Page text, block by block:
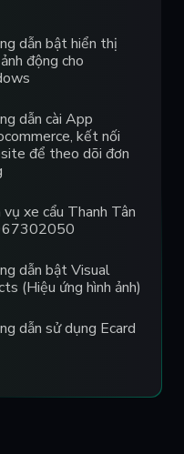
dẫn bật hiển thị
động cho
dẫn cài App
kết nối
để theo dõi đơn
vụ xe cẩu Thanh Tân
dẫn bật Visual
(Hiệu ứng hình ảnh)
dẫn sử dụng Ecard